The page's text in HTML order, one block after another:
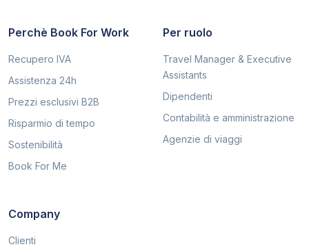
Perchè Book For Work
Recupero IVA
Assistenza 24h
Prezzi esclusivi B2B
Risparmio di tempo
Sostenibilità
Book For Me
Per ruolo
Travel Manager & Executive
Assistants
Dipendenti
Contabilità e amministrazione
Agenzie di viaggi
Company
Clienti